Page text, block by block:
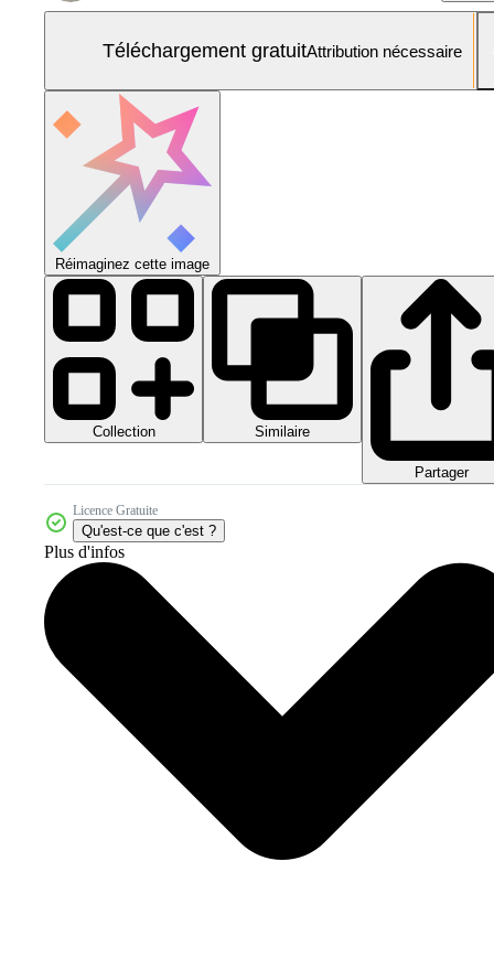
Téléchargement gratuitAttribution nécessaire
Réimaginez cette image
Collection Similaire
Partager
Licence Gratuite
Qu'est-ce que c'est ?
Plus d'infos